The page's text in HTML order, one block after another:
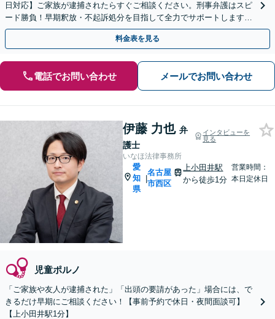
日対応】ご家族が逮捕されたらすぐご相談ください。刑事弁護はスピ
ード勝負！早期釈放・不起訴処分を目指して全力でサポートします。
【スピード対応】
料金表を見る
電話でお問い合わせ メールでお問い合わせ
伊藤 力也 弁
護士
インタビューを
見る
いなほ法律事務所
愛
知
県
|
名古屋
市西区
上小田井駅
から徒歩1分
営業時間：
本日定休日
児童ポルノ
「ご家族や友人が逮捕された」「出頭の要請があった」場合には、で
きるだけ早期にご相談ください！【事前予約で休日・夜間面談可】
【上小田井駅1分】